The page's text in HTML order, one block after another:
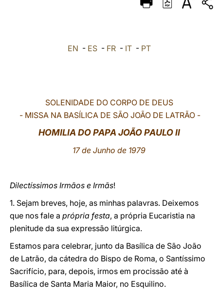
DEUTSCH
EN - ES- FR- IT- PT
SOLENIDADE DO CORPO DE DEUS
- MISSA NA BASÍLICA DE SÃO JOÃO DE LATRÃO -
HOMILIA DO PAPA JOÃO PAULO II
17 de Junho de 1979
Dilectíssimos Irmãos e Irmãs!
1. Sejam breves, hoje, as minhas palavras. Deixemos
que nos fale a própria festa, a própria Eucaristia na
plenitude da sua expressão litúrgica.
Estamos para celebrar, junto da Basílica de São João
de Latrão, da cátedra do Bispo de Roma, o Santíssimo
Sacrifício, para, depois, irmos em procissão até à
Basílica de Santa Maria Maior, no Esquilino.